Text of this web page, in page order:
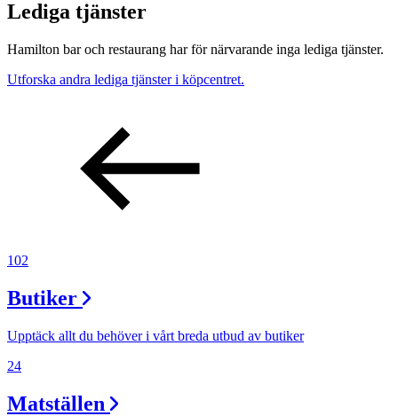
Lediga tjänster
Hamilton bar och restaurang har för närvarande inga lediga tjänster.
Utforska andra lediga tjänster i köpcentret.
102
Butiker
Upptäck allt du behöver i vårt breda utbud av butiker
24
Matställen